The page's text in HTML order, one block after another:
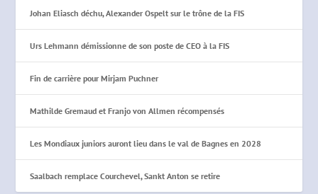
Johan Eliasch déchu, Alexander Ospelt sur le trône de la FIS
Urs Lehmann démissionne de son poste de CEO à la FIS
Fin de carrière pour Mirjam Puchner
Mathilde Gremaud et Franjo von Allmen récompensés
Les Mondiaux juniors auront lieu dans le val de Bagnes en 2028
Saalbach remplace Courchevel, Sankt Anton se retire